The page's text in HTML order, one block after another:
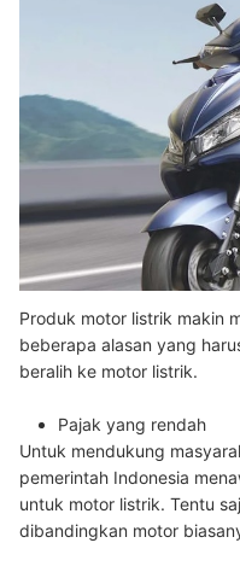
Produk motor listrik makin
beberapa alasan yang
beralih ke motor listrik.
Pajak yang rendah
Untuk mendukung
pemerintah Indonesia
untuk motor listrik. Tentu
dibandingkan motor